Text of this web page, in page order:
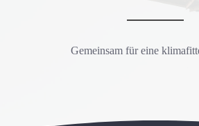
Gemeinsam für eine